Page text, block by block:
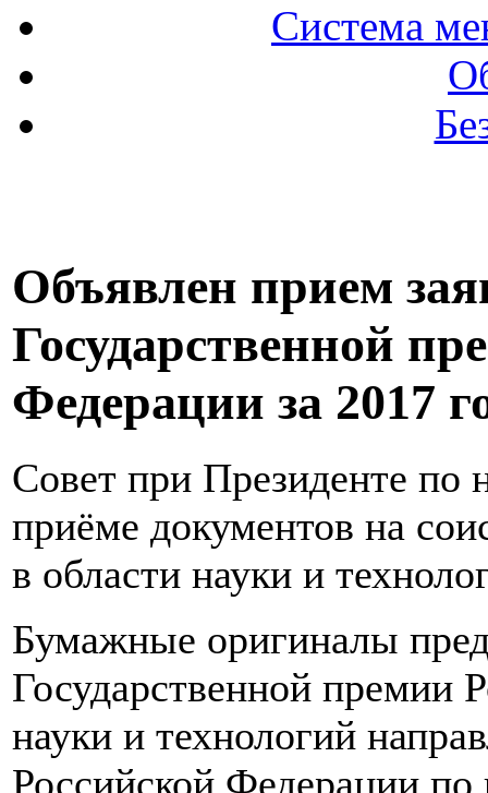
Система
Объявлен прием
Государственной
Федерации за 2017
Совет при Президенте по
приёме документов на
в области науки и
Бумажные оригиналы
Государственной премии
науки и технологий
Российской Федерации по